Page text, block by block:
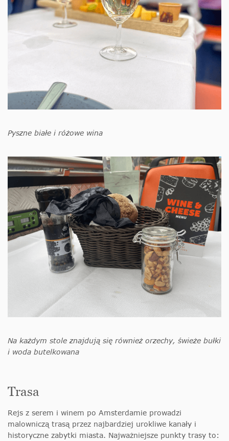
Pyszne białe i różowe wina
Na każdym stole znajdują się również orzechy, świeże bułki
i woda butelkowana
Trasa
Rejs z serem i winem po Amsterdamie prowadzi
malowniczą trasą przez najbardziej urokliwe kanały i
historyczne zabytki miasta. Najważniejsze punkty trasy to: